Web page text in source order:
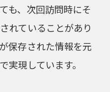
も、次回訪問時にそ
れていることがあり
保存された情報を元
実現しています。